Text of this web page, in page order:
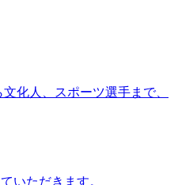
化人、スポーツ選手まで、
いただきます。